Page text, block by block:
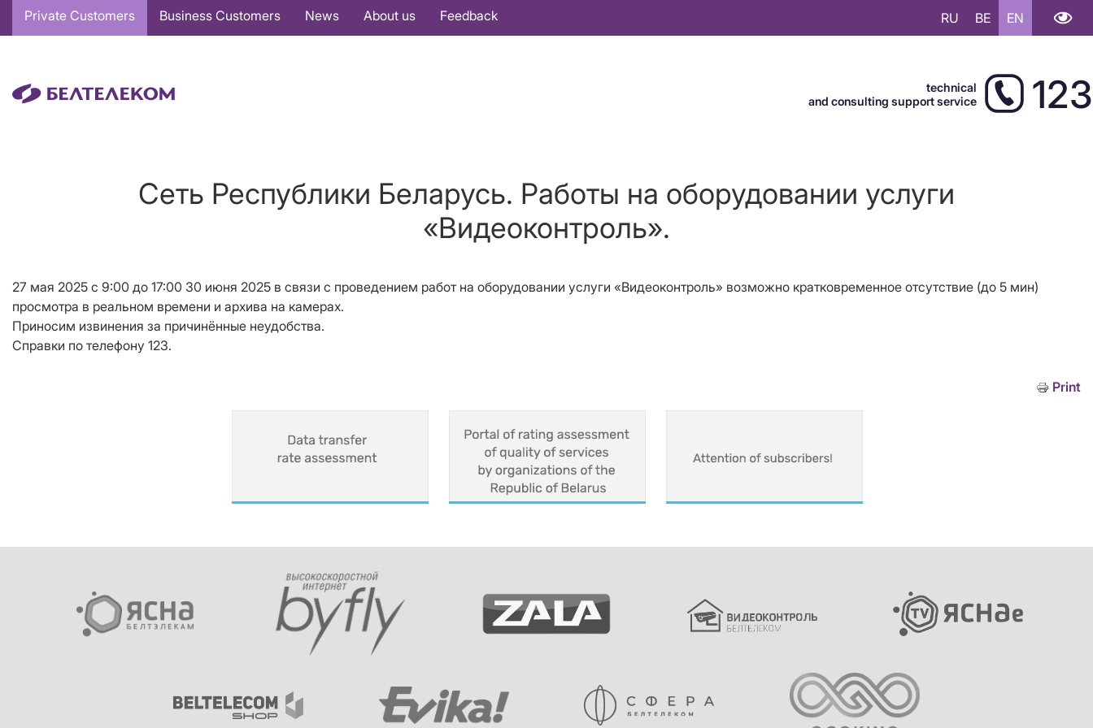
Основная
навигация
Private Customers Business Customers News About us Feedback RU BE EN
technical
and consulting support service
123
Сеть Республики Беларусь. Работы на оборудовании услуги
«Видеоконтроль».
27 мая 2025 с 9:00 до 17:00 30 июня 2025 в связи с проведением работ на оборудовании услуги «Видеоконтроль» возможно кратковременное отсутствие (до 5 мин)
просмотра в реальном времени и архива на камерах.
Приносим извинения за причинённые неудобства.
Справки по телефону 123.
Print